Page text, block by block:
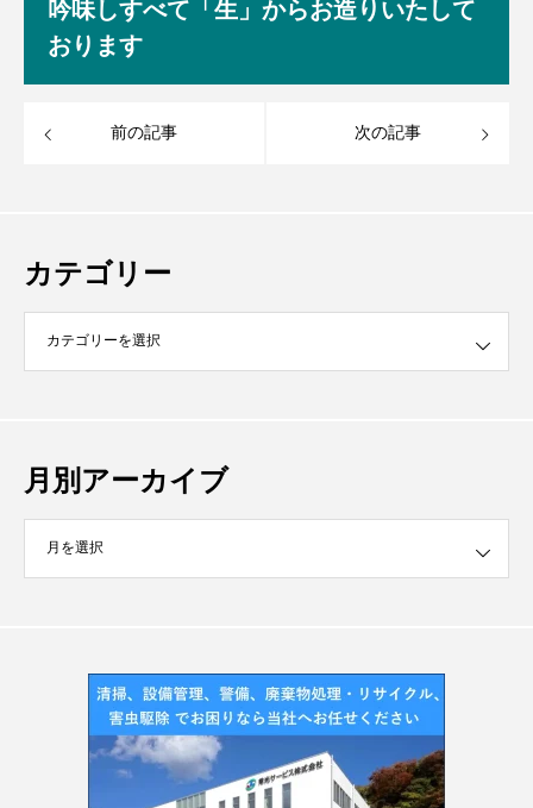
吟味しすべて「生」からお造りいたして
おります
前の記事 次の記事
カテゴリー
月別アーカイブ